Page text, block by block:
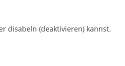
disabeln (deaktivieren) kannst.